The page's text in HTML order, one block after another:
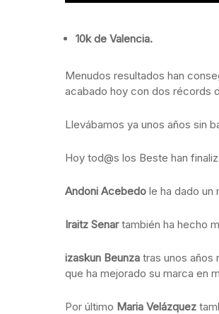
10k de Valencia.
Menudos resultados han
acabado hoy con dos récords
Llevábamos ya unos años sin
Hoy tod@s los Beste han
Andoni Acebedo le ha dado un
Iraitz Senartambién ha hecho
izaskun Beunza tras unos años
que ha mejorado su marca en
Por último Maria Velázquez